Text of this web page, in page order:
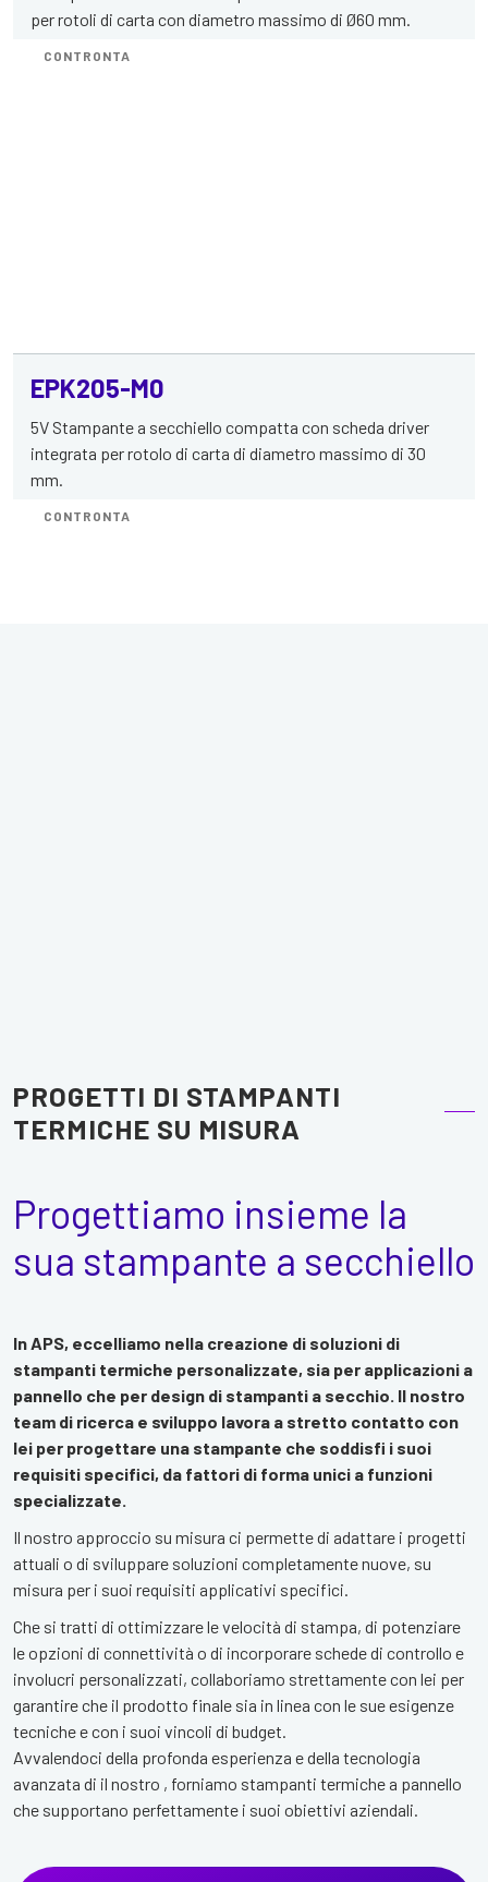
per rotoli di carta con diametro massimo di Ø60 mm.
CONTRONTA
EPK205-M0
5V Stampante a secchiello compatta con scheda driver
integrata per rotolo di carta di diametro massimo di 30
mm.
CONTRONTA
PROGETTI DI STAMPANTI
TERMICHE SU MISURA
Progettiamo insieme la
sua stampante a secchiello
In APS, eccelliamo nella creazione di soluzioni di
stampanti termiche personalizzate, sia per applicazioni a
pannello che per design di stampanti a secchio. Il nostro
team di ricerca e sviluppo lavora a stretto contatto con
lei per progettare una stampante che soddisfi i suoi
requisiti specifici, da fattori di forma unici a funzioni
specializzate.
Il nostro approccio su misura ci permette di adattare i progetti
attuali o di sviluppare soluzioni completamente nuove, su
misura per i suoi requisiti applicativi specifici.
Che si tratti di ottimizzare le velocità di stampa, di potenziare
le opzioni di connettività o di incorporare schede di controllo e
involucri personalizzati, collaboriamo strettamente con lei per
garantire che il prodotto finale sia in linea con le sue esigenze
tecniche e con i suoi vincoli di budget.
Avvalendoci della profonda esperienza e della tecnologia
avanzata di il nostro , forniamo stampanti termiche a pannello
che supportano perfettamente i suoi obiettivi aziendali.